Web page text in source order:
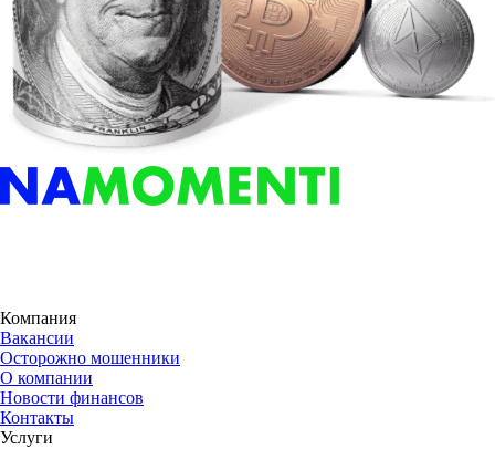
Компания
Вакансии
Осторожно мошенники
О компании
Новости финансов
Контакты
Услуги